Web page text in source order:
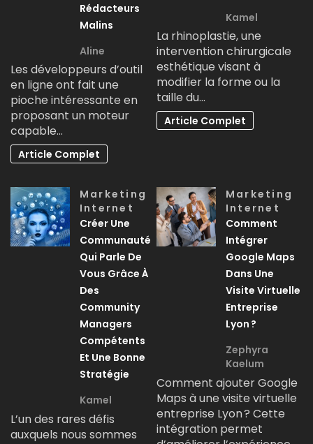
Rédacteurs
Malins
Aline
Les développeurs d’outil
en ligne ont fait une
pioche intéressante en
proposant un moteur
capable…
Article Complet
Kamel
La rhinoplastie, une
intervention chirurgicale
esthétique visant à
modifier la forme ou la
taille du…
Article Complet
Marketing
Internet
Créer Une
Communauté
Qui Parle De
Vous Grâce À
Des
Community
Managers
Compétents
Et Une Bonne
Stratégie
Kamel
L’un des rares défis
auxquels nous sommes
Marketing
Internet
Comment
Intégrer
Google Maps
Dans Une
Visite Virtuelle
Entreprise
Lyon ?
Zephyra
Kaelum
Comment ajouter Google
Maps à une visite virtuelle
entreprise Lyon ? Cette
intégration permet